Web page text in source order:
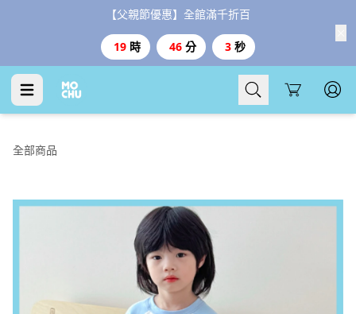
【父親節優惠】全館滿千折百
19 時 46 分 2 秒
Cart
全部商品